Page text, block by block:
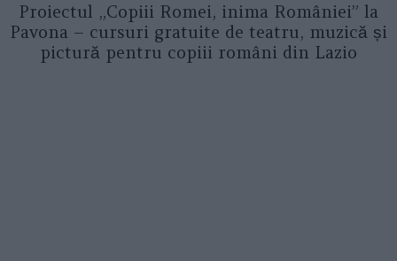
Proiectul „Copiii Romei, inima României” la
Pavona – cursuri gratuite de teatru, muzică și
pictură pentru copiii români din Lazio